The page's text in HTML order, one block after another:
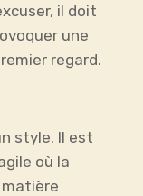
il doit
une
regard.
style. Il est
où la